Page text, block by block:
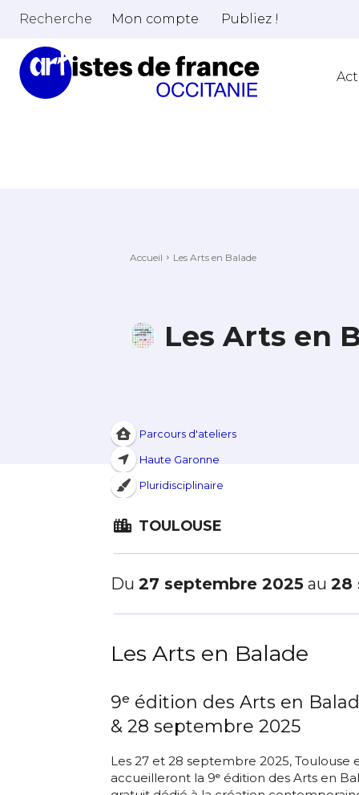
Recherche Mon compte Publiez !
Accueil Les Arts en Balade
Les Arts en
Parcours d'ateliers
Haute Garonne
Pluridisciplinaire
TOULOUSE
Du 27 septembre 2025 au 28
Les Arts en Balade
9ᵉ édition des Arts en
& 28 septembre 2025
Les 27 et 28 septembre 2025, Toulouse
accueilleront la 9ᵉ édition des Arts en